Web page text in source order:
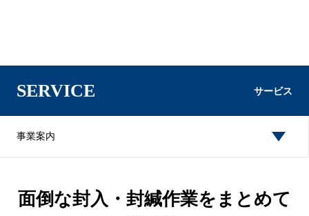
SERVICE サービス
事業案内
面倒な封入・封緘作業をまとめて